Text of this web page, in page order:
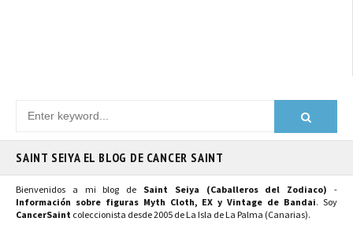
SAINT SEIYA EL BLOG DE CANCER SAINT
Bienvenidos a mi blog de Saint Seiya (Caballeros del Zodiaco) -
Información sobre figuras Myth Cloth, EX y Vintage de Bandai. Soy
CancerSaint coleccionista desde 2005 de La Isla de La Palma (Canarias).